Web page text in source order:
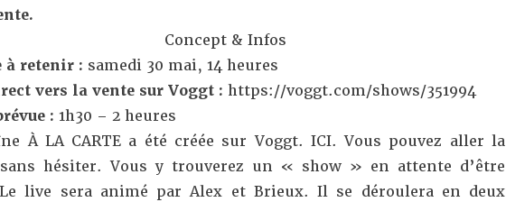
Concept & Infos
à retenir : samedi 30 mai, 14 heures
vers la vente sur Voggt : https://voggt.com/shows/351994
: 1h30 – 2 heures
À LA CARTE a été créée sur Voggt. ICI. Vous pouvez aller la
hésiter. Vous y trouverez un « show » en attente d’être
live sera animé par Alex et Brieux. Il se déroulera en deux